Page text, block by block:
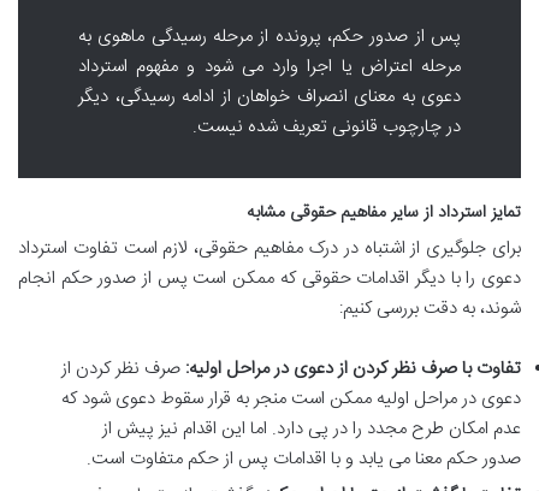
پس از صدور حکم، پرونده از مرحله رسیدگی ماهوی به
مرحله اعتراض یا اجرا وارد می شود و مفهوم استرداد
دعوی به معنای انصراف خواهان از ادامه رسیدگی، دیگر
در چارچوب قانونی تعریف شده نیست.
تمایز استرداد از سایر مفاهیم حقوقی مشابه
برای جلوگیری از اشتباه در درک مفاهیم حقوقی، لازم است تفاوت استرداد
دعوی را با دیگر اقدامات حقوقی که ممکن است پس از صدور حکم انجام
شوند، به دقت بررسی کنیم:
تفاوت با صرف نظر کردن از دعوی در مراحل اولیه: صرف نظر کردن از
دعوی در مراحل اولیه ممکن است منجر به قرار سقوط دعوی شود که
عدم امکان طرح مجدد را در پی دارد. اما این اقدام نیز پیش از
صدور حکم معنا می یابد و با اقدامات پس از حکم متفاوت است.